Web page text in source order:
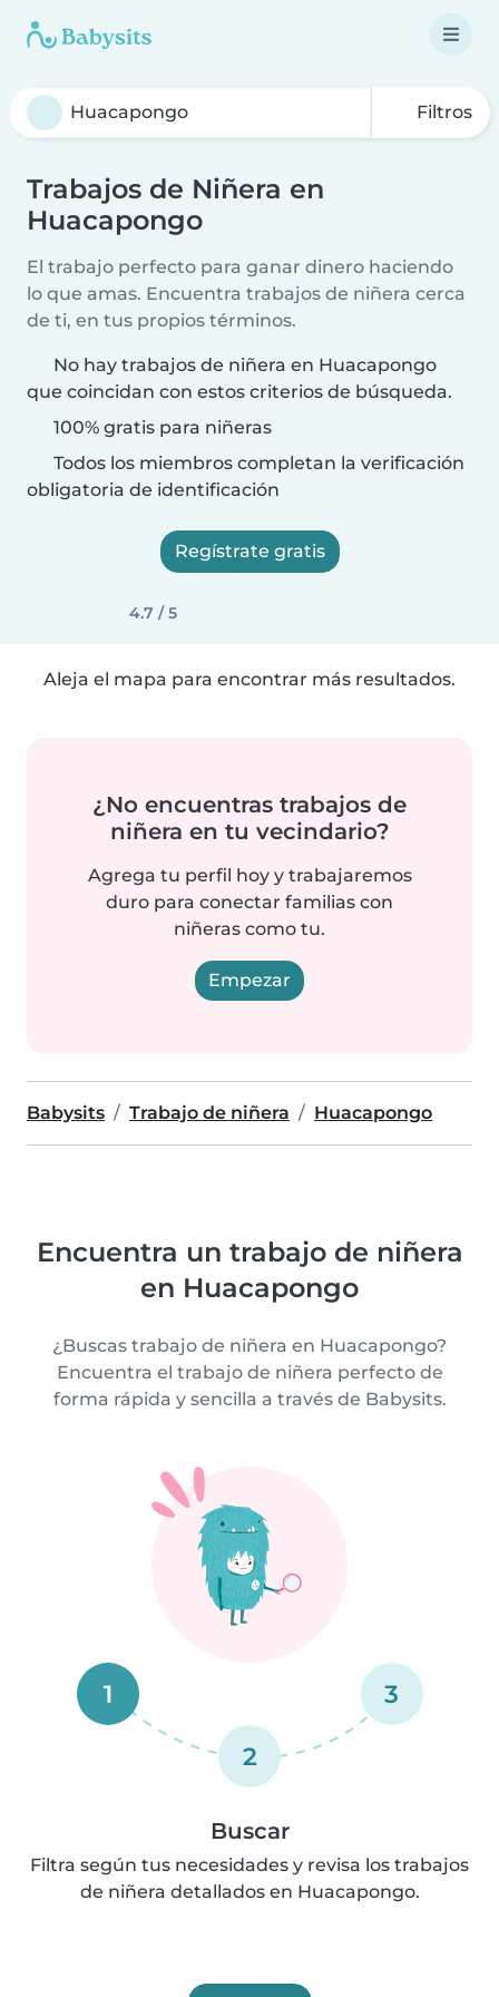
Filtros
Trabajos de Niñera en
Huacapongo
El trabajo perfecto para ganar dinero haciendo
lo que amas. Encuentra trabajos de niñera cerca
de ti, en tus propios términos.
No hay trabajos de niñera en Huacapongo
que coincidan con estos criterios de búsqueda.
100% gratis para niñeras
Todos los miembros completan la verificación
obligatoria de identificación
Regístrate gratis
4.7 / 5
Aleja el mapa para encontrar más resultados.
¿No encuentras trabajos de
niñera en tu vecindario?
Agrega tu perfil hoy y trabajaremos
duro para conectar familias con
niñeras como tu.
Empezar
Babysits Trabajo de niñera Huacapongo
Encuentra un trabajo de niñera
en Huacapongo
¿Buscas trabajo de niñera en Huacapongo?
Encuentra el trabajo de niñera perfecto de
forma rápida y sencilla a través de Babysits.
1
2
3
Buscar
Filtra según tus necesidades y revisa los trabajos
de niñera detallados en Huacapongo.